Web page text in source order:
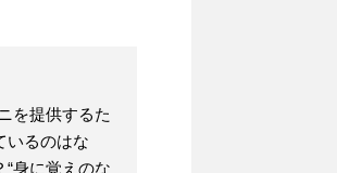
を提供するた
いるのはな
身に覚えのな